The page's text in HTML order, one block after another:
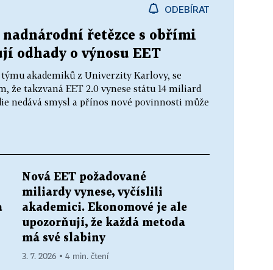
ODEBÍRAT
řetězce s obřími
odhady o výnosu EET
akademiků z Univerzity Karlovy, se
že takzvaná EET 2.0 vynese státu 14 miliard
nedává smysl a přínos nové povinnosti může
Nová EET požadované
miliardy vynese, vyčíslili
akademici. Ekonomové je ale
upozorňují, že každá metoda
má své slabiny
3. 7. 2026 ▪ 4 min. čtení